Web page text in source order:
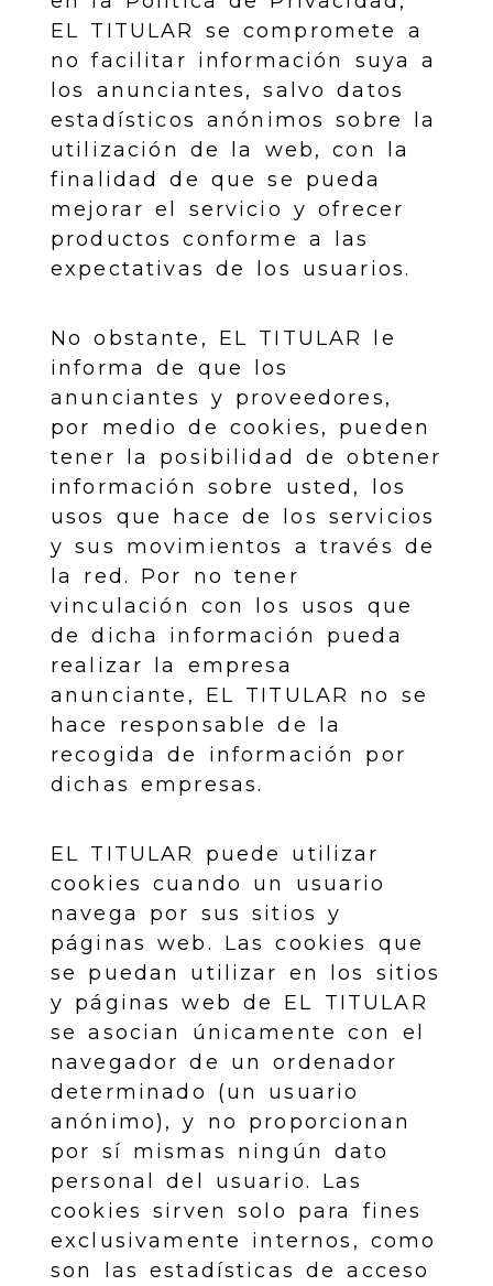
EL TITULAR se compromete a
no facilitar información suya a
los anunciantes, salvo datos
estadísticos anónimos sobre la
utilización de la web, con la
finalidad de que se pueda
mejorar el servicio y ofrecer
productos conforme a las
expectativas de los usuarios.
No obstante, EL TITULAR le
informa de que los
anunciantes y proveedores,
por medio de cookies, pueden
tener la posibilidad de obtener
información sobre usted, los
usos que hace de los servicios
y sus movimientos a través de
la red. Por no tener
vinculación con los usos que
de dicha información pueda
realizar la empresa
anunciante, EL TITULAR no se
hace responsable de la
recogida de información por
dichas empresas.
EL TITULAR puede utilizar
cookies cuando un usuario
navega por sus sitios y
páginas web. Las cookies que
se puedan utilizar en los sitios
y páginas web de EL TITULAR
se asocian únicamente con el
navegador de un ordenador
determinado (un usuario
anónimo), y no proporcionan
por sí mismas ningún dato
personal del usuario. Las
cookies sirven solo para fines
exclusivamente internos, como
son las estadísticas de acceso